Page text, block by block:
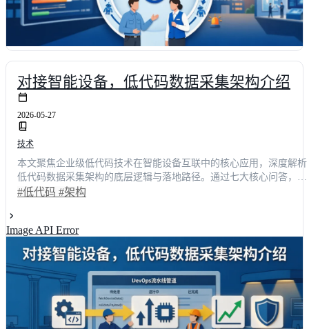
对接智能设备，低代码数据采集架构介绍
2026-05-27
技术
本文聚焦企业级低代码技术在智能设备互联中的核心应用，深度解析
低代码数据采集架构的底层逻辑与落地路径。通过七大核心问答，系
统梳理从多协议适配、边缘数据清洗到安全权限管控的全链路方案。
据，为技术决策者提供可复用的选型策略与架构设计指南，助力企业
快速构建高可用、易扩展的数字化底座。
#低代码 #架构
Image API Error